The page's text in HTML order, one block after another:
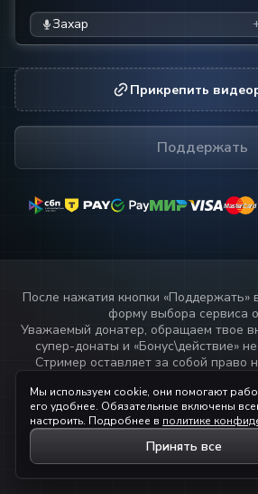
Захар
Прикрепить
Поддержать
MasterCard
MasterCard
После нажатия кнопки «Поддержать»
форму выбора сервиса
Уважаемый донатер, обращаем твое
супер-донаты и «Бонус\действие»
Стример оставляет за собой право
данный сервис.
Прочитайправила
© 2023 — 2026
Мы используем cookie, они помогают
его удобнее. Обязательные включены
настроить. Подробнее в политике
Принять все